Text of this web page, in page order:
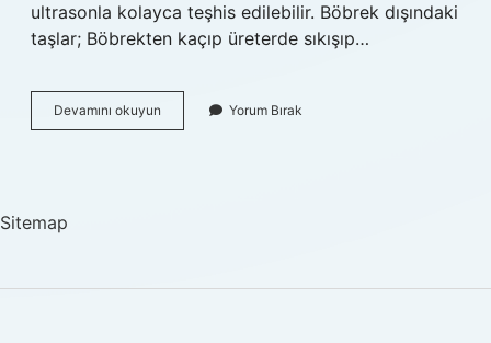
ultrasonla kolayca teşhis edilebilir. Böbrek dışındaki
taşlar; Böbrekten kaçıp üreterde sıkışıp…
Devamını okuyun
Taşı
Yorum Bırak
Sitemap